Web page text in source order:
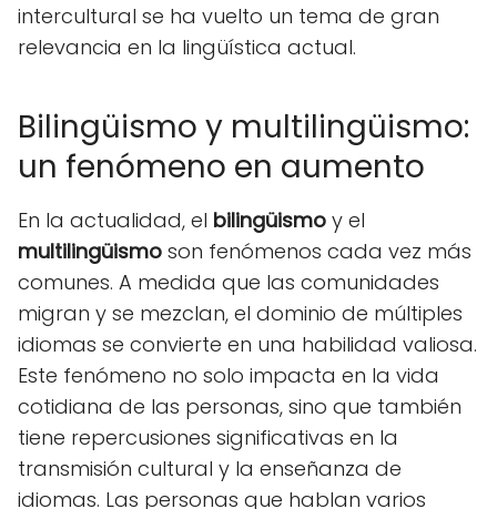
intercultural se ha vuelto un tema de gran
relevancia en la lingüística actual.
Bilingüismo y multilingüismo:
un fenómeno en aumento
En la actualidad, el bilingüismo y el
multilingüismo son fenómenos cada vez más
comunes. A medida que las comunidades
migran y se mezclan, el dominio de múltiples
idiomas se convierte en una habilidad valiosa.
Este fenómeno no solo impacta en la vida
cotidiana de las personas, sino que también
tiene repercusiones significativas en la
transmisión cultural y la enseñanza de
idiomas. Las personas que hablan varios